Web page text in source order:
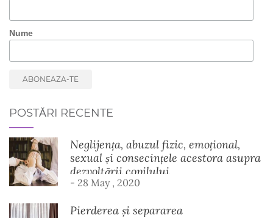
Nume
POSTĂRI RECENTE
Neglijența, abuzul fizic, emoțional,
sexual și consecințele acestora asupra
dezvoltării copilului
- 28 May , 2020
Pierderea și separarea